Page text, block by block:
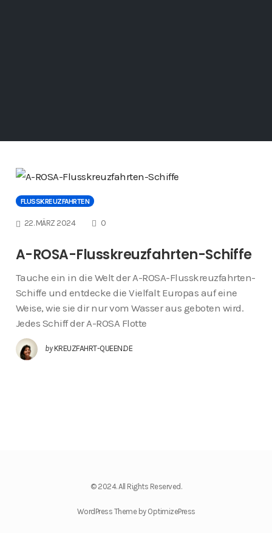
FLUSSKREUZFAHRTEN
22. MÄRZ 2024 0COMMENTS
A-ROSA-Flusskreuzfahrten-Schiffe
Tauche ein in die Welt der A-ROSA-Flusskreuzfahrten-
Schiffe und entdecke die Vielfalt Europas auf eine
Weise, wie sie dir nur vom Wasser aus geboten wird.
Jedes Schiff der A-ROSA Flotte
by KREUZFAHRT-QUEEN.DE
© 2024. All Rights Reserved.
WordPress Theme by OptimizePress